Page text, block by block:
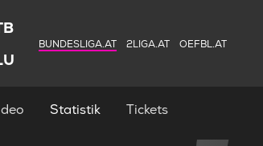
BUNDESLIGA.AT 2LIGA.AT OEFBL.AT
Statistik Tickets